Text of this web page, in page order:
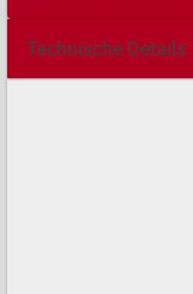
Technische Details